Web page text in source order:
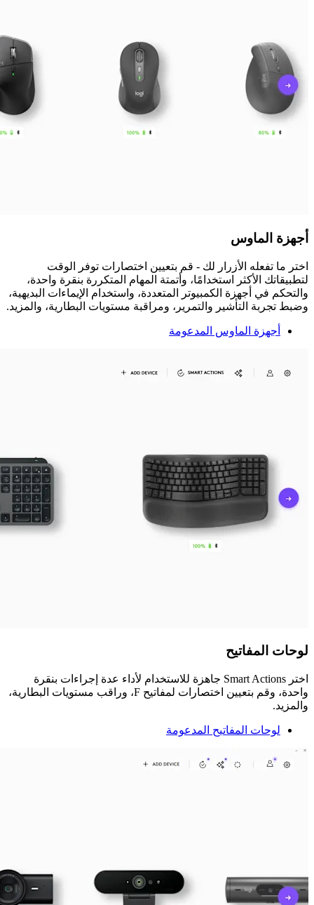
أجهزة الماوس
اختر ما تفعله الأزرار لك - قم بتعيين اختصارات توفر الوقت
لتطبيقاتك الأكثر استخدامًا، وأتمتة المهام المتكررة بنقرة واحدة،
والتحكم في أجهزة الكمبيوتر المتعددة، واستخدام الإيماءات البديهية،
وضبط تجربة التأشير والتمرير، ومراقبة مستويات البطارية، والمزيد.
أجهزة الماوس المدعومة
لوحات المفاتيح
اختر Smart Actions جاهزة للاستخدام لأداء عدة إجراءات بنقرة
واحدة، وقم بتعيين اختصارات لمفاتيح F، وراقب مستويات البطارية،
والمزيد.
لوحات المفاتيح المدعومة